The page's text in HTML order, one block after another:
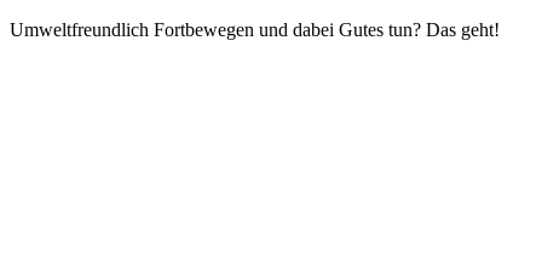
Umweltfreundlich Fortbewegen und dabei Gutes tun? Das geht!